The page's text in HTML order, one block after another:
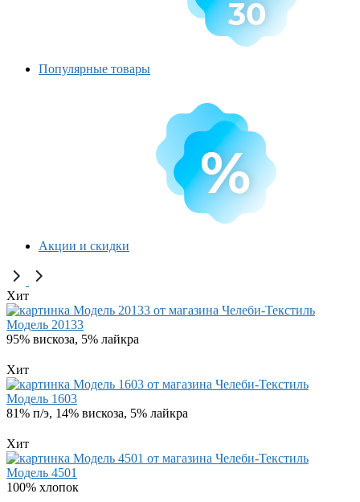
Популярные товары
Акции и скидки
Хит
Модель 20133
95% вискоза, 5% лайкра
Хит
Модель 1603
81% п/э, 14% вискоза, 5% лайкра
Хит
Модель 4501
100% хлопок